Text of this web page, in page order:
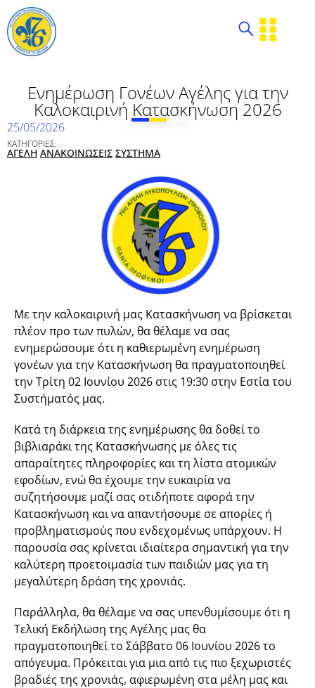
Ενημέρωση Γονέων Αγέλης για την
Καλοκαιρινή Κατασκήνωση 2026
25/05/2026
ΚΑΤΗΓΟΡΙΕΣ:
ΑΓΕΛΗ ΑΝΑΚΟΙΝΩΣΕΙΣ ΣΥΣΤΗΜΑ
Με την καλοκαιρινή μας Κατασκήνωση να βρίσκεται
πλέον προ των πυλών, θα θέλαμε να σας
ενημερώσουμε ότι η καθιερωμένη ενημέρωση
γονέων για την Κατασκήνωση θα πραγματοποιηθεί
την Τρίτη 02 Ιουνίου 2026 στις 19:30 στην Εστία του
Συστήματός μας.
Κατά τη διάρκεια της ενημέρωσης θα δοθεί το
βιβλιαράκι της Κατασκήνωσης με όλες τις
απαραίτητες πληροφορίες και τη λίστα ατομικών
εφοδίων, ενώ θα έχουμε την ευκαιρία να
συζητήσουμε μαζί σας οτιδήποτε αφορά την
Κατασκήνωση και να απαντήσουμε σε απορίες ή
προβληματισμούς που ενδεχομένως υπάρχουν. Η
παρουσία σας κρίνεται ιδιαίτερα σημαντική για την
καλύτερη προετοιμασία των παιδιών μας για τη
μεγαλύτερη δράση της χρονιάς.
Παράλληλα, θα θέλαμε να σας υπενθυμίσουμε ότι η
Τελική Εκδήλωση της Αγέλης μας θα
πραγματοποιηθεί το Σάββατο 06 Ιουνίου 2026 το
απόγευμα. Πρόκειται για μια από τις πιο ξεχωριστές
βραδιές της χρονιάς, αφιερωμένη στα μέλη μας και